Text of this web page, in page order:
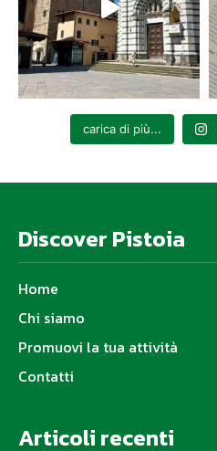
carica di più...
Discover Pistoia
Home
Chi siamo
Promuovi la tua attività
Contatti
Articoli recenti